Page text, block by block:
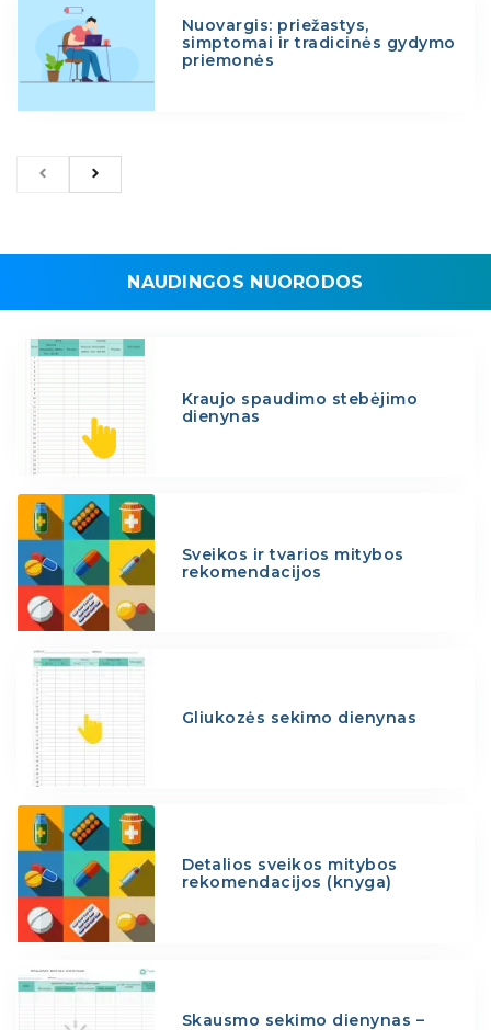
Nuovargis: priežastys,
simptomai ir tradicinės gydymo
priemonės
NAUDINGOS NUORODOS
Kraujo spaudimo stebėjimo
dienynas
Sveikos ir tvarios mitybos
rekomendacijos
Gliukozės sekimo dienynas
Detalios sveikos mitybos
rekomendacijos (knyga)
Skausmo sekimo dienynas –